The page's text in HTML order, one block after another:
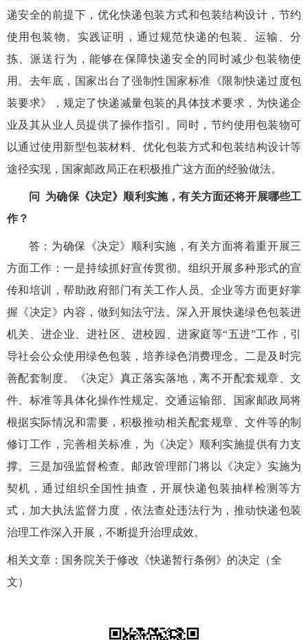
递安全的前提下，优化快递包装方式和包装结构设计，节约
使用包装物。实践证明，通过规范快递的包装、运输、分
拣、派送行为，能够在保障快递安全的同时减少包装物使
用。去年底，国家出台了强制性国家标准《限制快递过度包
装要求》，规定了快递减量包装的具体技术要求，为快递企
业及其从业人员提供了操作指引。同时，节约使用包装物可
以通过使用新型包装材料、优化包装方式和包装结构设计等
途径实现，国家邮政局正在积极推广这方面的经验做法。
问 为确保《决定》顺利实施，有关方面还将开展哪些工
作？
答：为确保《决定》顺利实施，有关方面将着重开展三
方面工作：一是持续抓好宣传贯彻。组织开展多种形式的宣
传和培训，帮助政府部门有关工作人员、企业等方面更好掌
握《决定》内容，做到知法守法。深入开展快递绿色包装进
机关、进企业、进社区、进校园、进家庭等“五进”工作，引
导社会公众使用绿色包装，培养绿色消费理念。二是及时完
善配套制度。《决定》真正落实落地，离不开配套规章、文
件、标准等具体化操作性规定。交通运输部、国家邮政局将
根据实际情况和需要，积极推动相关配套规章、文件等的制
修订工作，完善相关标准，为《决定》顺利实施提供有力支
撑。三是加强监督检查。邮政管理部门将以《决定》实施为
契机，通过组织全国性抽查，开展快递包装抽样检测等方
式，加大执法监督力度，依法查处违法行为，推动快递包装
治理工作深入开展，不断提升治理成效。
相关文章： 国务院关于修改《快递暂行条例》的决定（全
文）